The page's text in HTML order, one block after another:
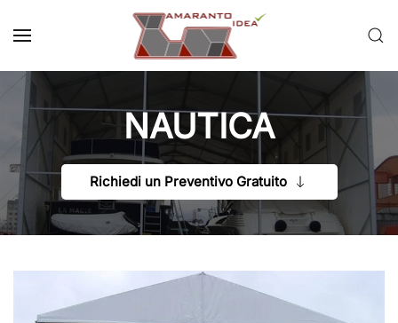
Passa al contenuto principale
NAUTICA
Richiedi un Preventivo Gratuito